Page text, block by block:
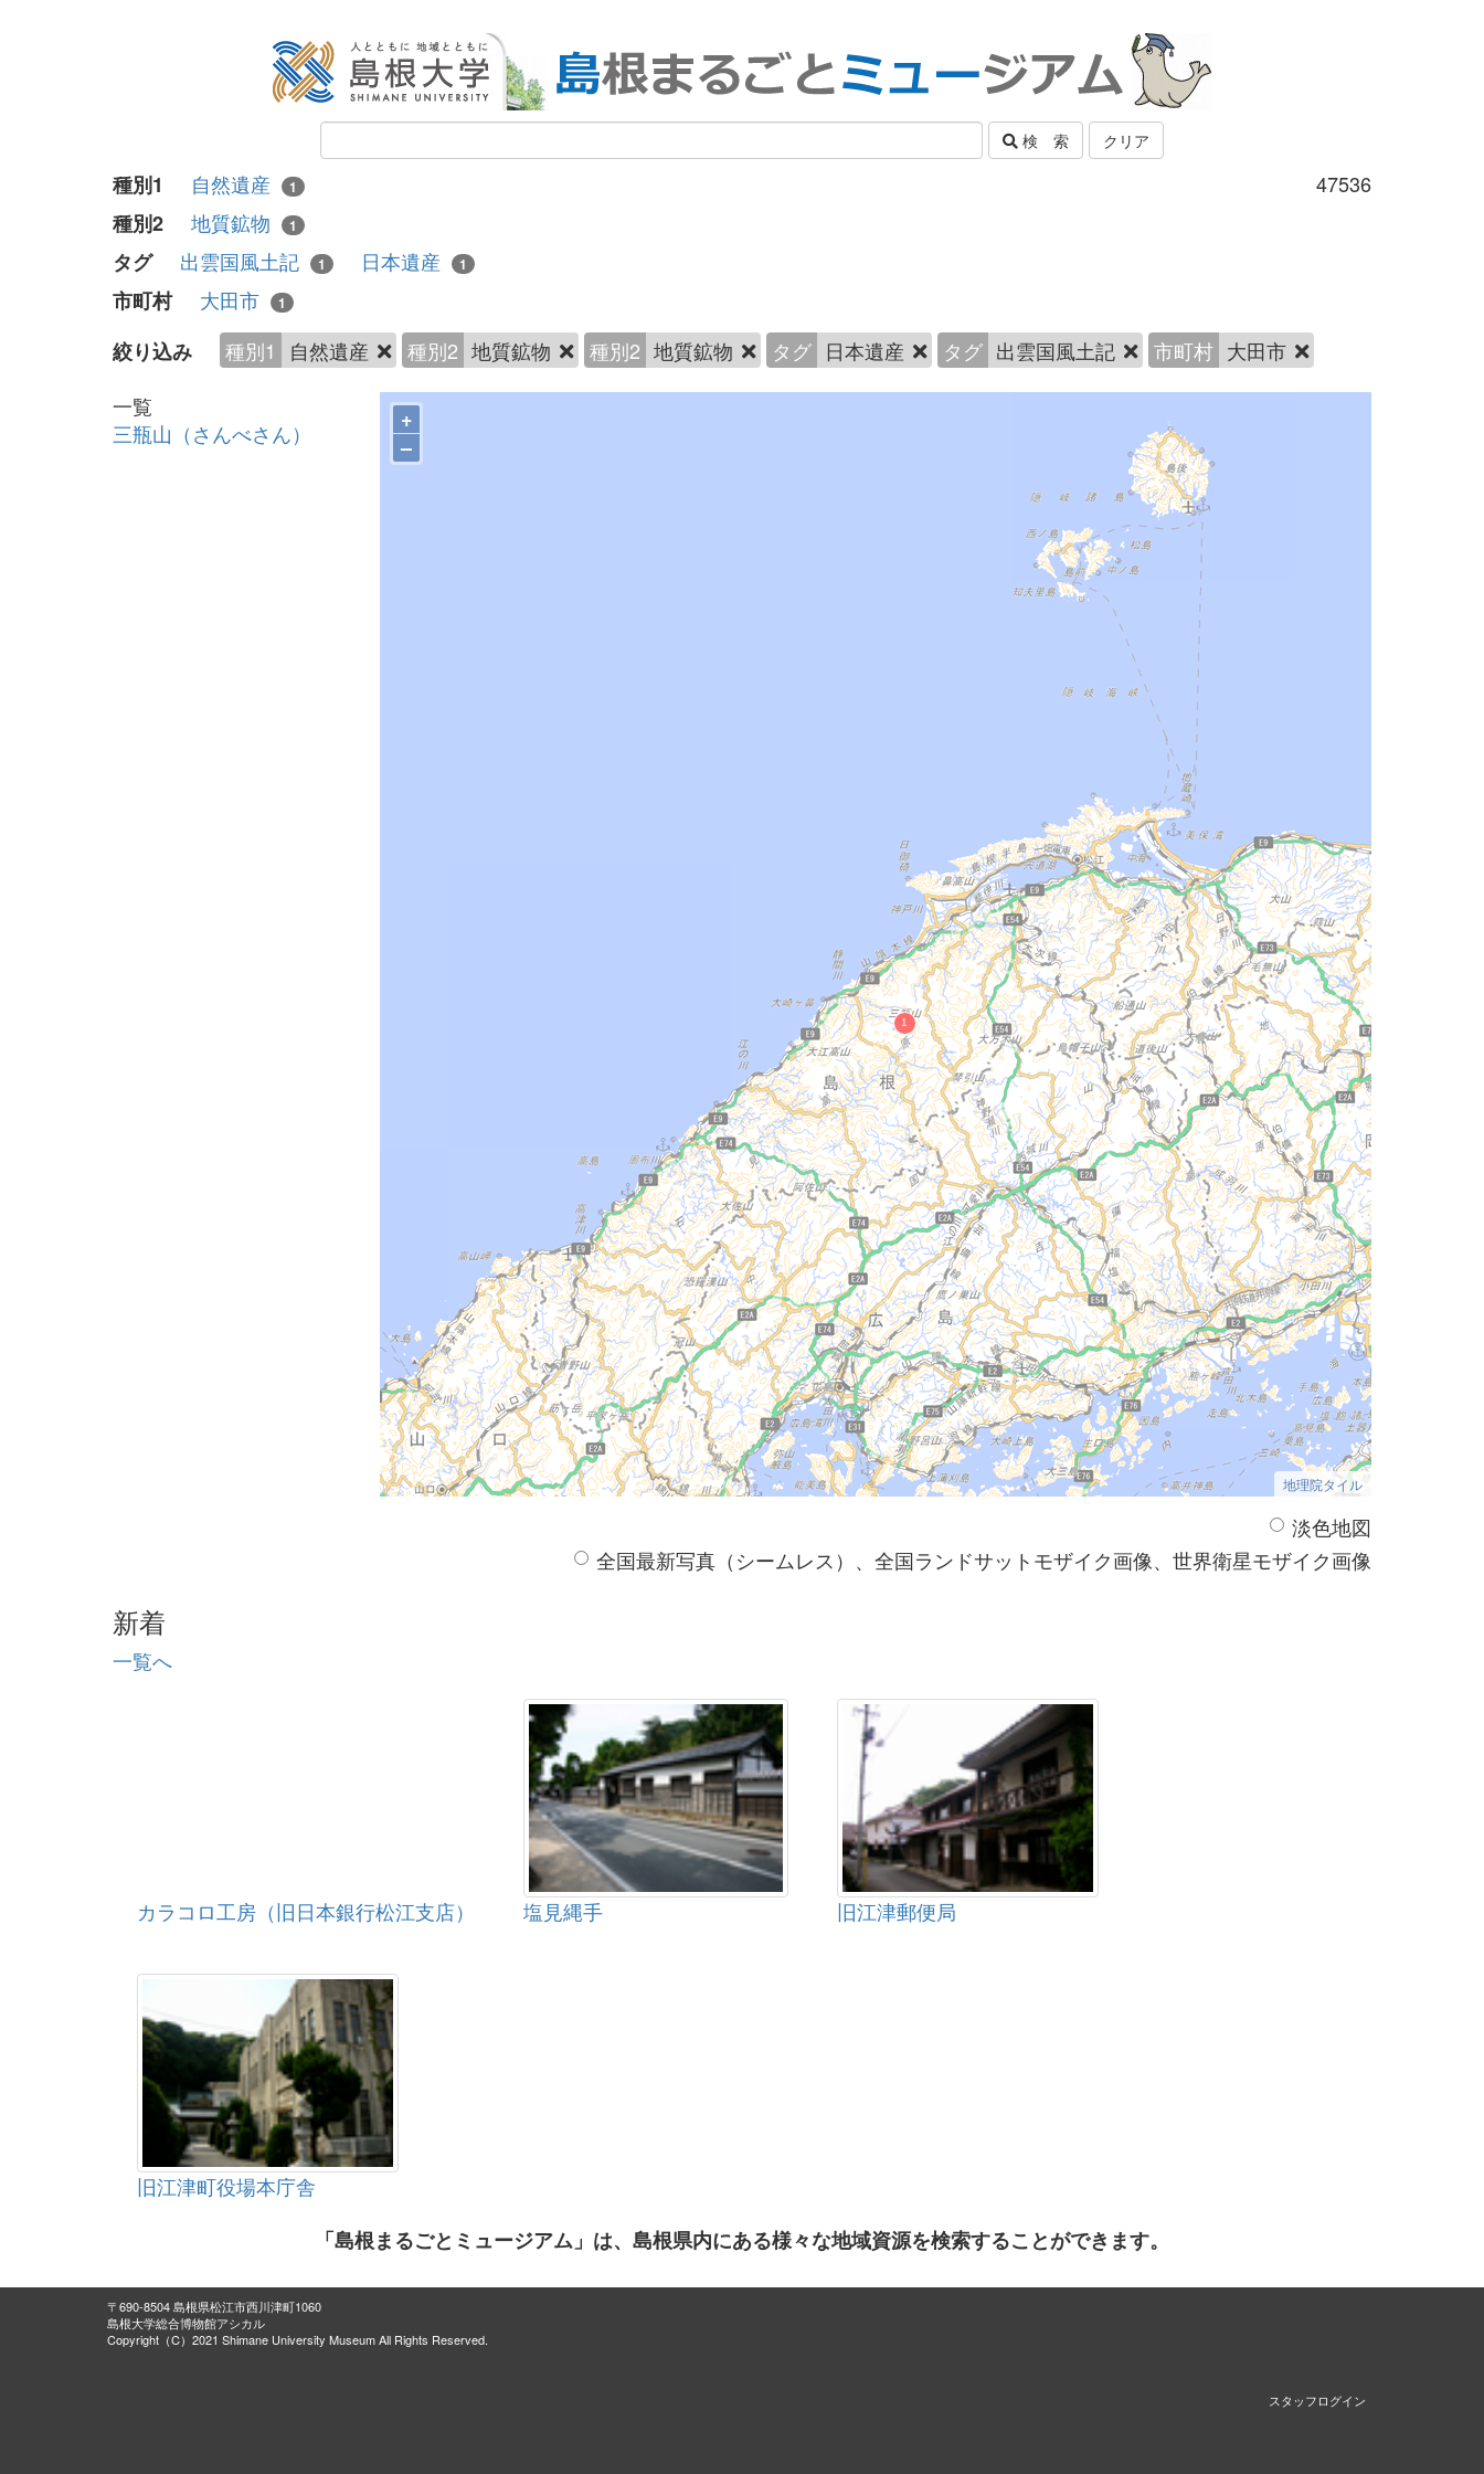
検 索 クリア
47536
種別1 自然遺産 1
種別2 地質鉱物 1
タグ 出雲国風土記 1 日本遺産 1
市町村 大田市 1
絞り込み 種別1 自然遺産 種別2 地質鉱物 種別2 地質鉱物 タグ 日本遺産 タグ 出雲国風土記 市町村 大田市
一覧
三瓶山（さんべさん）
+
–
地理院タイル
淡色地図
全国最新写真（シームレス）、全国ランドサットモザイク画像、世界衛星モザイク画像
新着
一覧へ
カラコロ工房（旧日本銀行松江支店） 塩見縄手 旧江津郵便局
旧江津町役場本庁舎
「島根まるごとミュージアム」は、島根県内にある様々な地域資源を検索することができます。
〒690-8504 島根県松江市西川津町1060
島根大学総合博物館アシカル
Copyright（C）2021 Shimane University Museum All Rights Reserved.
スタッフログイン